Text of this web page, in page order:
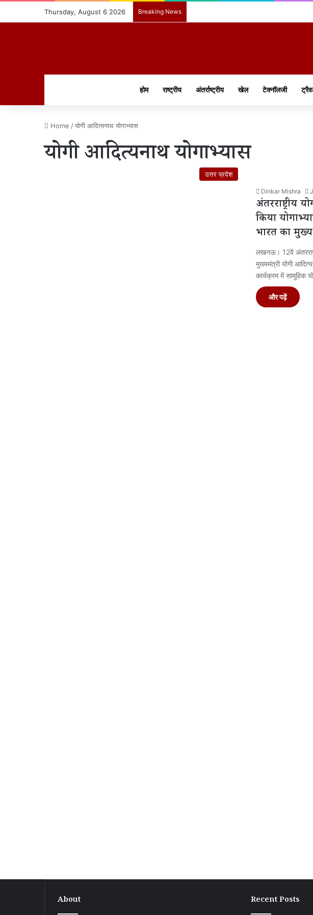
Thursday, August 6 2026 Breaking News
होम राष्ट्रीय अंतर्राष्ट्रीय खेल टेक्नॉलजी
Home /योगी आदित्यनाथ योगाभ्यास
योगी आदित्यनाथ योगाभ्यास
उत्तर प्रदेश
Dinkar Mishra
अंतरराष्ट्रीय
किया
भारत का
लखनऊ। 12वें
मुख्यमंत्री योगी
कार्यक्रम में सामूहिक
और पढ़ें
About Recent Posts
बगहा-1
ग्रामीण